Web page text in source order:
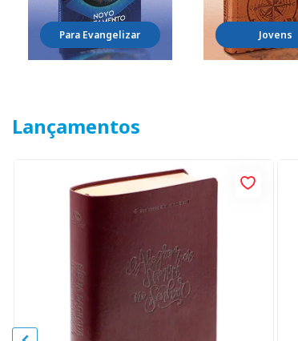
Para Evangelizar Jovens
Lançamentos